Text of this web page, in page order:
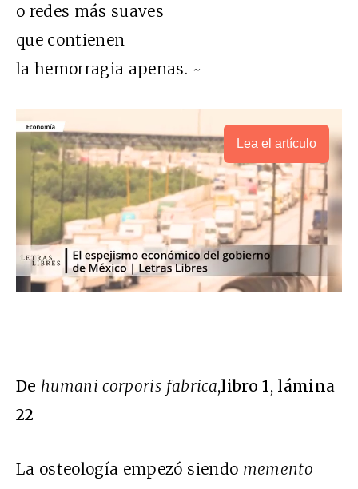
o redes más suaves
que contienen
la hemorragia apenas. ~
Lea el artículo
De humani corporis fabrica,libro 1, lámina
22
La osteología empezó siendo memento